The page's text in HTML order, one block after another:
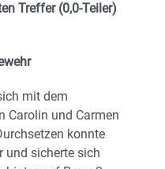
Treffer (0,0-Teiler)
mit dem
Carolin und Carmen
konnte
und sicherte sich